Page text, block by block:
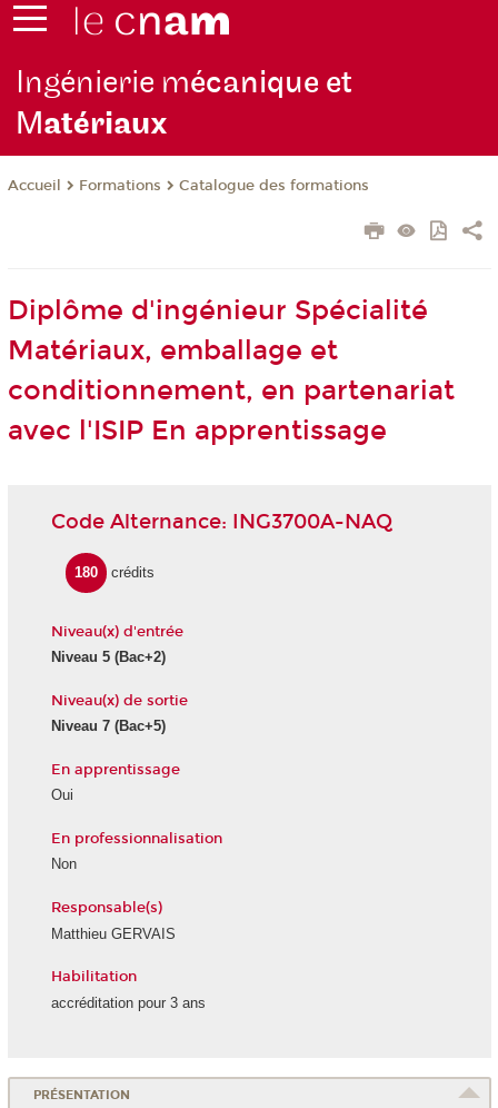
Ingénierie mécanique et
Matériaux
Accueil Formations Catalogue des formations
Diplôme d'ingénieur Spécialité
Matériaux, emballage et
conditionnement, en partenariat
avec l'ISIP En apprentissage
Code Alternance: ING3700A-NAQ
180 crédits
Niveau(x) d'entrée
Niveau 5(Bac+2)
Niveau(x) de sortie
Niveau 7(Bac+5)
En apprentissage
Oui
En professionnalisation
Non
Responsable(s)
Matthieu GERVAIS
Habilitation
accréditation pour 3 ans
PRÉSENTATION